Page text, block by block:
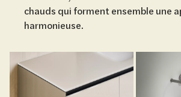
chauds qui forment ensemble une
harmonieuse.